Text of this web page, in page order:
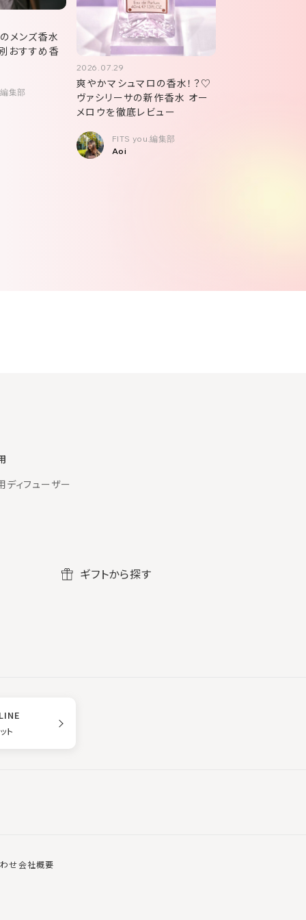
メンズ香水
おすすめ香
集部
2026.07.29
爽やかマシュマロの香水！？♡
ヴァシリーサの新作香水 オー
メロウを徹底レビュー
FITS you.編集部
Aoi
ディフューザー
ギフトから探す
ト
せ会社概要